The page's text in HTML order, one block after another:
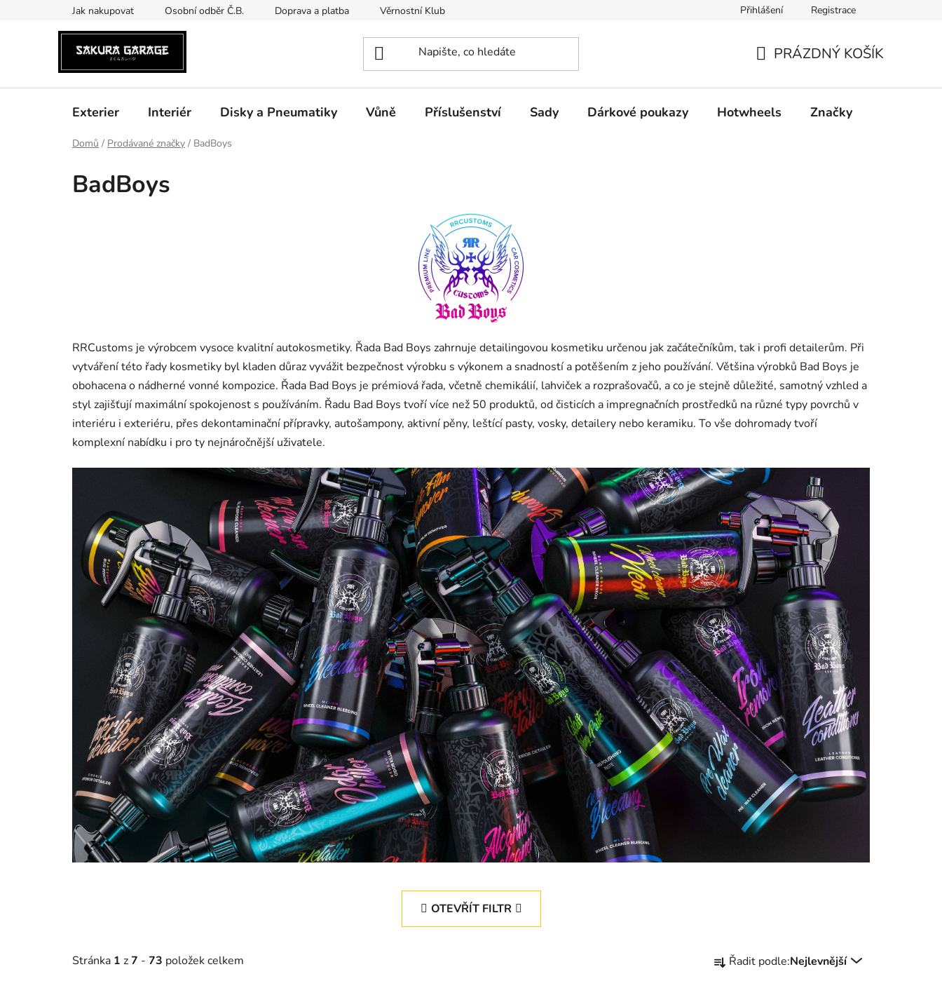
Jak nakupovat Osobní odběr Č.B. Doprava a platba Věrnostní Klub Obchodní podmínky Podmínky ochrany osobních údajů
Přihlášení Registrace
KOŠÍK
PRÁZDNÝ KOŠÍK
Exterier Interiér Disky a Pneumatiky Vůně Příslušenství Sady Dárkové poukazy Hotwheels Značky
Domů / Prodávané značky / BadBoys
BadBoys
RRCustoms je výrobcem vysoce kvalitní autokosmetiky. Řada Bad Boys zahrnuje detailingovou kosmetiku určenou jak začátečníkům, tak i profi detailerům. Při
vytváření této řady kosmetiky byl kladen důraz vyvážit bezpečnost výrobku s výkonem a snadností a potěšením z jeho používání. Většina výrobků Bad Boys je
obohacena o nádherné vonné kompozice. Řada Bad Boys je prémiová řada, včetně chemikálií, lahviček a rozprašovačů, a co je stejně důležité, samotný vzhled a
styl zajišťují maximální spokojenost s používáním. Řadu Bad Boys tvoří více než 50 produktů, od čisticích a impregnačních prostředků na různé typy povrchů v
interiéru i exteriéru, přes dekontaminační přípravky, autošampony, aktivní pěny, leštící pasty, vosky, detailery nebo keramiku. To vše dohromady tvoří
komplexní nabídku i pro ty nejnáročnější uživatele.
OTEVŘÍT FILTR
Stránka 1 z7 - 73 položek celkem
a Řadit podle:Nejlevnější